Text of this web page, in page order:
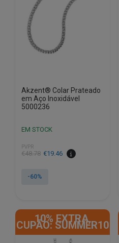
Akzent® Colar Prateado
em Aço Inoxidável
5000236
EM STOCK
PVPR
€48.78
O
original
€19.46
O
atual
-60%
10% EXTRA,
CUPÃO: SUMMER10